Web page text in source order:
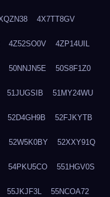
4X7TT8GV
4Z52SO0V 4ZP14UIL
50NNJN5E 50S8F1Z0
51JUGSIB 51MY24WU
52D4GH9B 52FJKYTB
52W5K0BY 52XXY91Q
54PKU5CO 551HGV0S
55JKJF3L 55NCOA72